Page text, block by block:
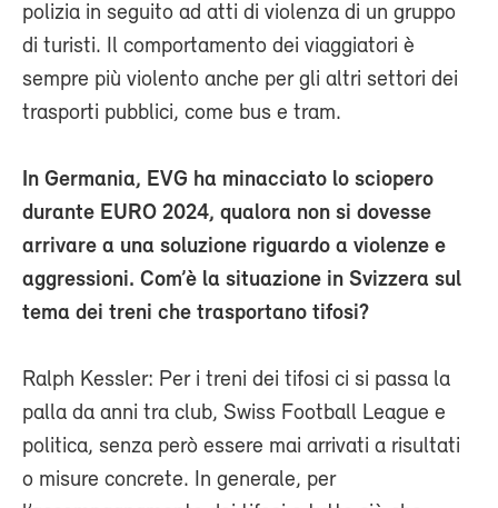
polizia in seguito ad atti di violenza di un gruppo
di turisti. Il comportamento dei viaggiatori è
sempre più violento anche per gli altri settori dei
trasporti pubblici, come bus e tram.
In Germania, EVG ha minacciato lo sciopero
durante EURO 2024, qualora non si dovesse
arrivare a una soluzione riguardo a violenze e
aggressioni. Com’è la situazione in Svizzera sul
tema dei treni che trasportano tifosi?
Ralph Kessler: Per i treni dei tifosi ci si passa la
palla da anni tra club, Swiss Football League e
politica, senza però essere mai arrivati a risultati
o misure concrete. In generale, per